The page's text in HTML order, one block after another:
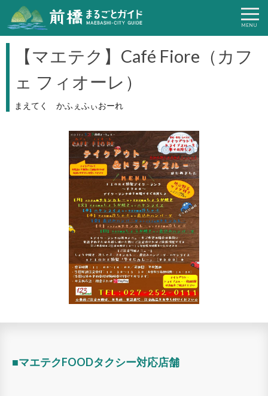
【マエテク】Café Fiore（カフ
ェ フィオーレ）
まえてく かふぇふぃおーれ
■マエテクFOODタクシー対応店舗